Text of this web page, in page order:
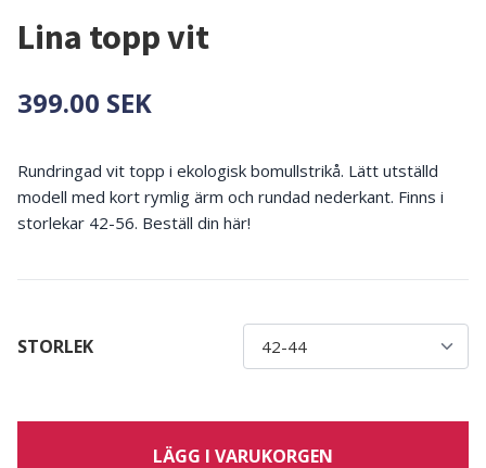
Lina topp vit
399.00 SEK
Rundringad vit topp i ekologisk bomullstrikå. Lätt utställd
modell med kort rymlig ärm och rundad nederkant. Finns i
storlekar 42-56. Beställ din här!
STORLEK
LÄGG I VARUKORGEN